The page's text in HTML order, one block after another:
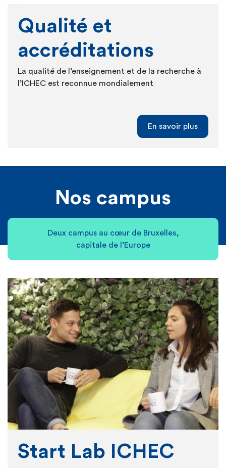
Qualité et
accréditations
La qualité de l’enseignement et de la recherche à
l’ICHEC est reconnue mondialement
En savoir plus
Nos campus
Deux campus au cœur de Bruxelles,
capitale de l’Europe
Start Lab ICHEC